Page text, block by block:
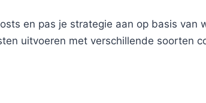
en pas je strategie aan op basis van
uitvoeren met verschillende soorten